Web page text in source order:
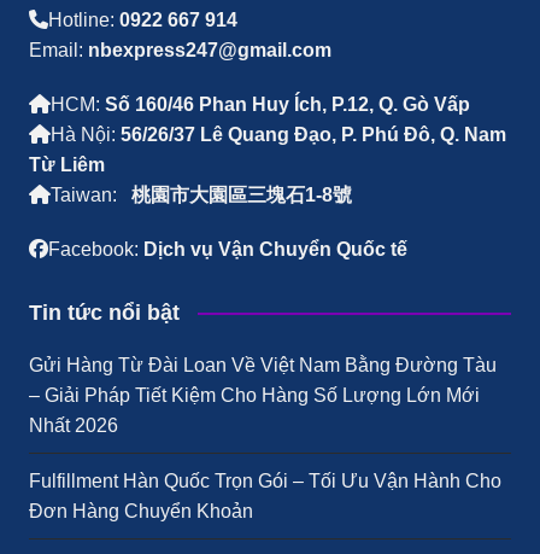
Hotline: 0922 667 914
Email: nbexpress247@gmail.com
HCM: Số 160/46 Phan Huy Ích, P.12, Q. Gò Vấp
Hà Nội: 56/26/37 Lê Quang Đạo, P. Phú Đô, Q. Nam
Từ Liêm
Taiwan:
桃園市大園區三塊石1-8號
Facebook: Dịch vụ Vận Chuyển Quốc tế
Tin tức nổi bật
Gửi Hàng Từ Đài Loan Về Việt Nam Bằng Đường Tàu
– Giải Pháp Tiết Kiệm Cho Hàng Số Lượng Lớn Mới
Nhất 2026
Fulfillment Hàn Quốc Trọn Gói – Tối Ưu Vận Hành Cho
Đơn Hàng Chuyển Khoản